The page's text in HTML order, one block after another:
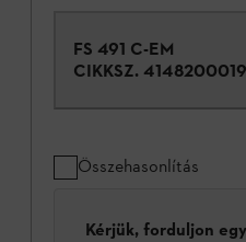
FS 491 C-EM
CIKKSZ.
Összehasonlítás
Kérjük, forduljon